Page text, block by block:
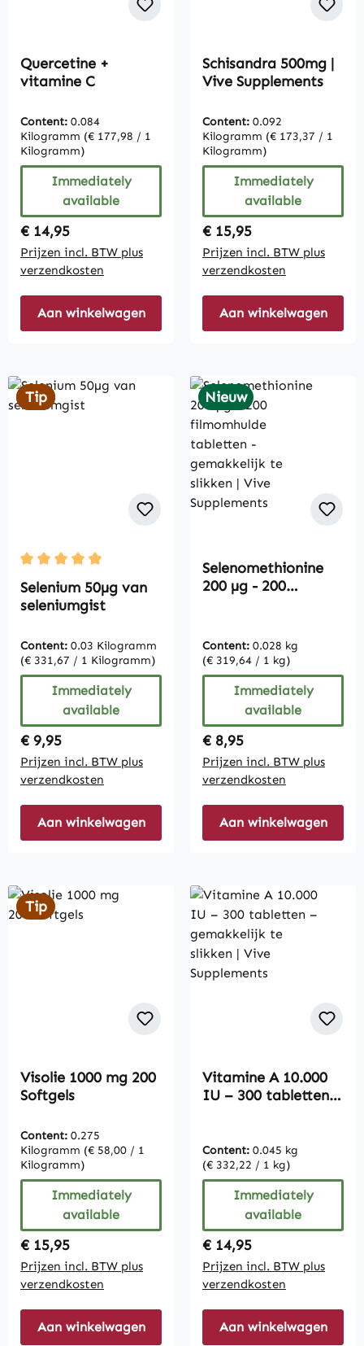
Quercetine +
vitamine C
Content: 0.084
Kilogramm (€ 177,98 / 1
Kilogramm)
Immediately
available
Regular price:
€ 14,95
Prijzen incl. BTW plus
verzendkosten
Aan winkelwagen
Schisandra 500mg |
Vive Supplements
Content: 0.092
Kilogramm (€ 173,37 / 1
Kilogramm)
Immediately
available
Regular price:
€ 15,95
Prijzen incl. BTW plus
verzendkosten
Aan winkelwagen
Tip
Tip
Average rating of 5 out of 5 stars
Selenium 50µg van
seleniumgist
Content: 0.03 Kilogramm
(€ 331,67 / 1 Kilogramm)
Immediately
available
Regular price:
€ 9,95
Prijzen incl. BTW plus
verzendkosten
Aan winkelwagen
Nieuw
Selenomethionine
200 µg - 200
gemakkelijk te
slikken | Vive
Supplements
Content: 0.028 kg
(€ 319,64 / 1 kg)
Immediately
available
Regular price:
€ 8,95
Prijzen incl. BTW plus
verzendkosten
Aan winkelwagen
Tip
Visolie 1000 mg 200
Softgels
Content: 0.275
Kilogramm (€ 58,00 / 1
Kilogramm)
Immediately
available
Regular price:
€ 15,95
Prijzen incl. BTW plus
verzendkosten
Aan winkelwagen
Vitamine A 10.000
IU – 300 tabletten –
Supplements
Content: 0.045 kg
(€ 332,22 / 1 kg)
Immediately
available
Regular price:
€ 14,95
Prijzen incl. BTW plus
verzendkosten
Aan winkelwagen